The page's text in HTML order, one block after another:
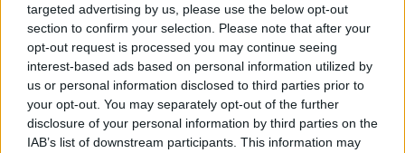
targeted advertising by us, please use the below opt-out
section to confirm your selection. Please note that after your
opt-out request is processed you may continue seeing
interest-based ads based on personal information utilized by
us or personal information disclosed to third parties prior to
your opt-out. You may separately opt-out of the further
disclosure of your personal information by third parties on the
IAB’s list of downstream participants. This information may
Condividi l'articolo
F
a
ce
T
w
it
Pi
n
te
W
h
at
S
h
a
Articolo precedente